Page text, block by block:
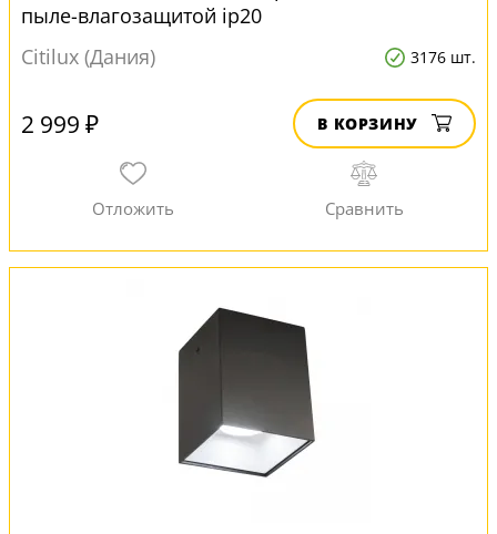
пыле-влагозащитой ip20
Citilux (Дания)
3176 шт.
2 999 ₽ В КОРЗИНУ